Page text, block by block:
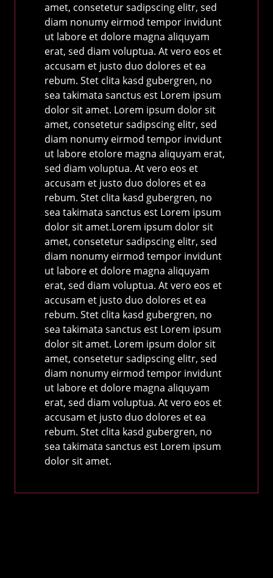
amet, consetetur sadipscing elitr, sed
diam nonumy eirmod tempor invidunt
ut labore et dolore magna aliquyam
erat, sed diam voluptua. At vero eos et
accusam et justo duo dolores et ea
rebum. Stet clita kasd gubergren, no
sea takimata sanctus est Lorem ipsum
dolor sit amet. Lorem ipsum dolor sit
amet, consetetur sadipscing elitr, sed
diam nonumy eirmod tempor invidunt
ut labore etolore magna aliquyam erat,
sed diam voluptua. At vero eos et
accusam et justo duo dolores et ea
rebum. Stet clita kasd gubergren, no
sea takimata sanctus est Lorem ipsum
dolor sit amet.Lorem ipsum dolor sit
amet, consetetur sadipscing elitr, sed
diam nonumy eirmod tempor invidunt
ut labore et dolore magna aliquyam
erat, sed diam voluptua. At vero eos et
accusam et justo duo dolores et ea
rebum. Stet clita kasd gubergren, no
sea takimata sanctus est Lorem ipsum
dolor sit amet. Lorem ipsum dolor sit
amet, consetetur sadipscing elitr, sed
diam nonumy eirmod tempor invidunt
ut labore et dolore magna aliquyam
erat, sed diam voluptua. At vero eos et
accusam et justo duo dolores et ea
rebum. Stet clita kasd gubergren, no
sea takimata sanctus est Lorem ipsum
dolor sit amet.